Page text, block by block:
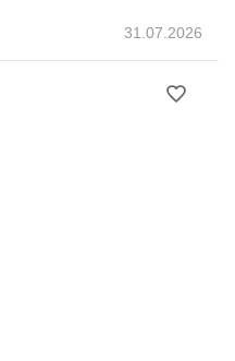
31.07.2026